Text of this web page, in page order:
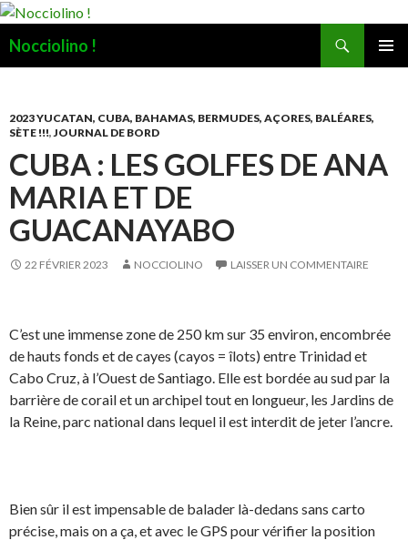
Nocciolino !
2023 YUCATAN, CUBA, BAHAMAS, BERMUDES, AÇORES, BALÉARES,
SÈTE !!!, JOURNAL DE BORD
CUBA : LES GOLFES DE ANA
MARIA ET DE
GUACANAYABO
22 FÉVRIER 2023 NOCCIOLINO LAISSER UN COMMENTAIRE
C’est une immense zone de 250 km sur 35 environ, encombrée
de hauts fonds et de cayes (cayos = îlots) entre Trinidad et
Cabo Cruz, à l’Ouest de Santiago. Elle est bordée au sud par la
barrière de corail et un archipel tout en longueur, les Jardins de
la Reine, parc national dans lequel il est interdit de jeter l’ancre.
Bien sûr il est impensable de balader là-dedans sans carto
précise, mais on a ça, et avec le GPS pour vérifier la position